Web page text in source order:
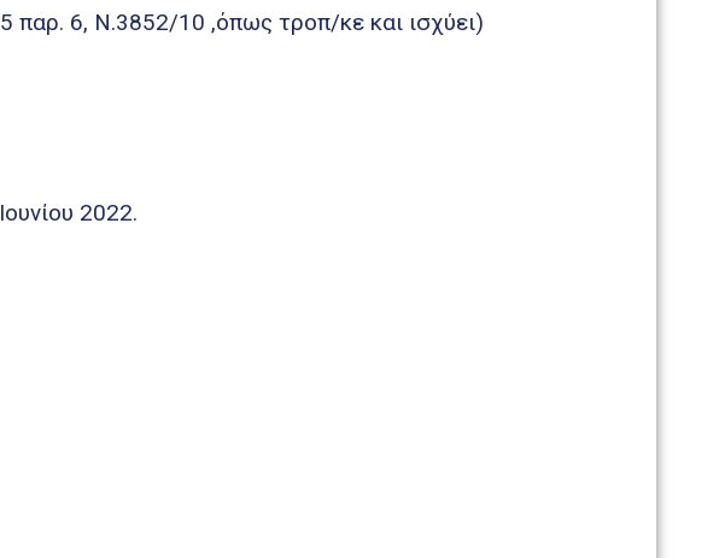
συνεδρίαση της Οικονομικής Επιτροπής (Άρθρο 75 παρ. 6, Ν.3852/10 ,όπως τροπ/κε και ισχύει)
2022.